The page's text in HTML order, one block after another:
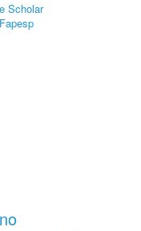
Scholar
Fapesp